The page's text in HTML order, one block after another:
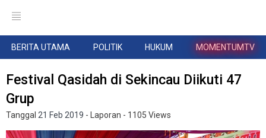
BERITA UTAMA POLITIK HUKUM MOMENTUMTV
Festival Qasidah di Sekincau Diikuti 47
Grup
Tanggal 21 Feb 2019 - Laporan - 1105 Views